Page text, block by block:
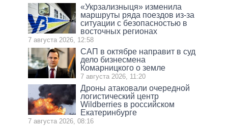
«Укрзализныця» изменила
маршруты ряда поездов из-за
ситуации с безопасностью в
восточных регионах
7 августа 2026, 12:58
САП в октябре направит в суд
дело бизнесмена
Комарницкого о земле
7 августа 2026, 11:20
Дроны атаковали очередной
логистический центр
Wildberries в российском
Екатеринбурге
7 августа 2026, 08:16